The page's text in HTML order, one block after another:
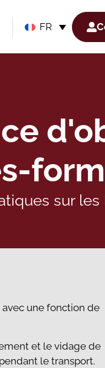
FR
sur les
une fonction de
et le vidage de
le transport.